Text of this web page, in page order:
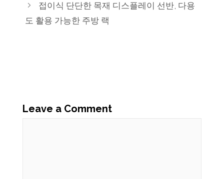
접이식 단단한 목재 디스플레이 선반, 다용
도 활용 가능한 주방 랙
Leave a Comment